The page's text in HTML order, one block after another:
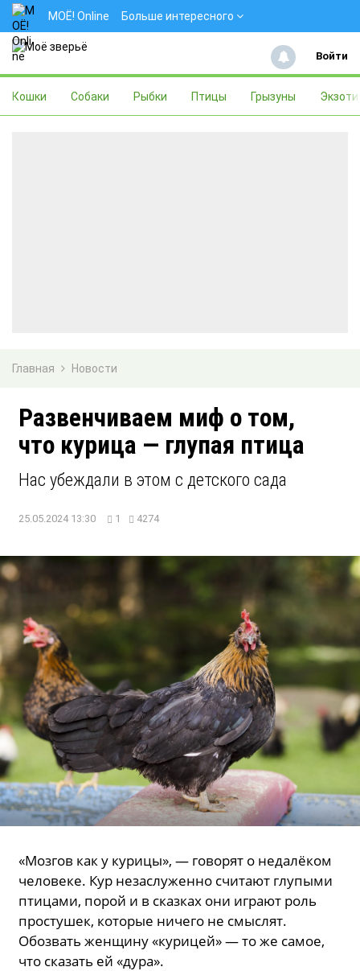
МОЁ! Online Больше интересного
Войти
Кошки Собаки Рыбки Птицы Грызуны
Главная Новости
Развенчиваем миф о том,
что курица — глупая птица
Нас убеждали в этом с детского сада
25.05.2024 13:30 1 4274
«Мозгов как у курицы», — говорят о недалёком
человеке. Кур незаслуженно считают глупыми
птицами, порой и в сказках они играют роль
простушек, которые ничего не смыслят.
Обозвать женщину «курицей» — то же самое,
что сказать ей «дура».